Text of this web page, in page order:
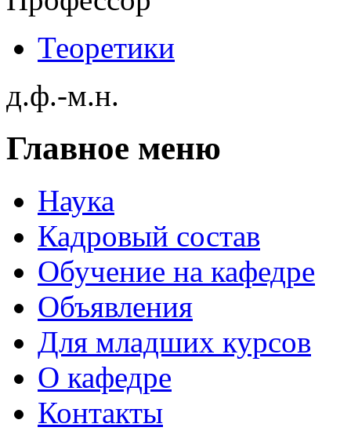
Теоретики
д.ф.-м.н.
Главное меню
Наука
Кадровый состав
Обучение на кафедре
Объявления
Для младших курсов
О кафедре
Контакты